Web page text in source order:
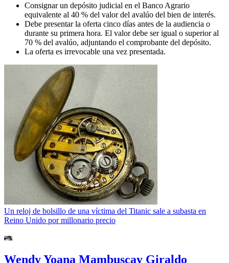
Consignar un depósito judicial en el Banco Agrario
equivalente al 40 % del valor del avalúo del bien de interés.
Debe presentar la oferta cinco días antes de la audiencia o
durante su primera hora. El valor debe ser igual o superior al
70 % del avalúo, adjuntando el comprobante del depósito.
La oferta es irrevocable una vez presentada.
Un reloj de bolsillo de una víctima del Titanic sale a subasta en
Reino Unido por millonario precio
Wendy Yoana Mambuscay Giraldo